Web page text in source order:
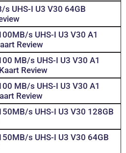
s UHS-I U3 V30 64GB
s UHS-I U3 V30 A1
Review
MB/s UHS-I U3 V30 A1
Review
MB/s UHS-I U3 V30 A1
Review
s UHS-I U3 V30 128GB
s UHS-I U3 V30 64GB